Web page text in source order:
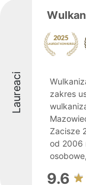
Laureaci
zakres
Zacisze
od 2006
9.6